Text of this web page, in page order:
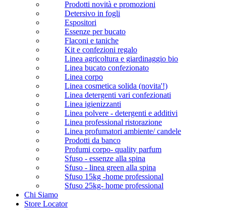
Prodotti novità e promozioni
Detersivo in fogli
Espositori
Essenze per bucato
Flaconi e taniche
Kit e confezioni regalo
Linea agricoltura e giardinaggio bio
Linea bucato confezionato
Linea corpo
Linea cosmetica solida (novita'!)
Linea detergenti vari confezionati
Linea igienizzanti
Linea polvere - detergenti e additivi
Linea professional ristorazione
Linea profumatori ambiente/ candele
Prodotti da banco
Profumi corpo- quality parfum
Sfuso - essenze alla spina
Sfuso - linea green alla spina
Sfuso 15kg -home professional
Sfuso 25kg- home professional
Chi Siamo
Store Locator